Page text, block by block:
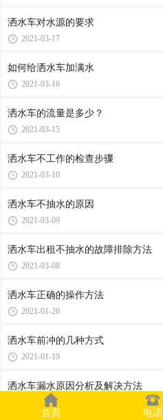
洒水车对水源的要求
2021-03-17
如何给洒水车加满水
2021-03-16
洒水车的流量是多少？
2021-03-15
洒水车不工作的检查步骤
2021-03-10
洒水车不抽水的原因
2021-03-09
洒水车出租不抽水的故障排除方法
2021-03-08
洒水车正确的操作方法
2021-01-20
洒水车前冲的几种方式
2021-01-19
洒水车漏水原因分析及解决方法
2021-01-18
首页 电话